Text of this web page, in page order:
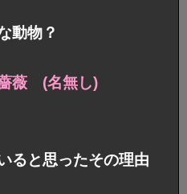
動物？
薇 (名無し)
ると思ったその理由